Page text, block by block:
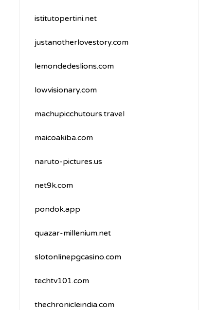
istitutopertini.net
justanotherlovestory.com
lemondedeslions.com
lowvisionary.com
machupicchutours.travel
maicoakiba.com
naruto-pictures.us
net9k.com
pondok.app
quazar-millenium.net
slotonlinepgcasino.com
techtv101.com
thechronicleindia.com